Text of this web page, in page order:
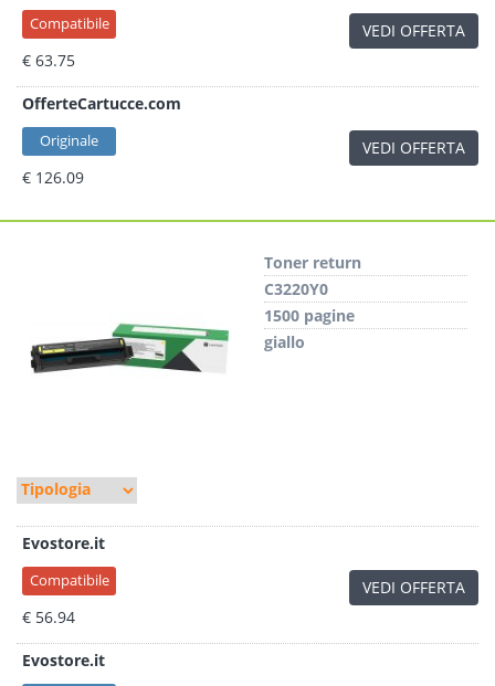
Compatibile
€ 63.75
VEDI OFFERTA
OfferteCartucce.com
Originale
€ 126.09
VEDI OFFERTA
Toner return
C3220Y0
1500 pagine
giallo
Evostore.it
Compatibile
€ 56.94
VEDI OFFERTA
Evostore.it